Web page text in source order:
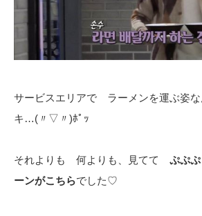
サービスエリアで ラーメンを運ぶ
キ…(〃▽〃)ﾎﾟｯ
それよりも 何よりも、見てて ぷぷ
ーンがこちらでした♡